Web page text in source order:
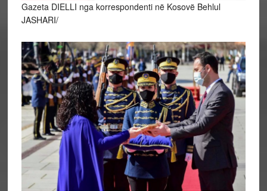
Gazeta DIELLI nga korrespondenti në Kosovë Behlul
JASHARI/